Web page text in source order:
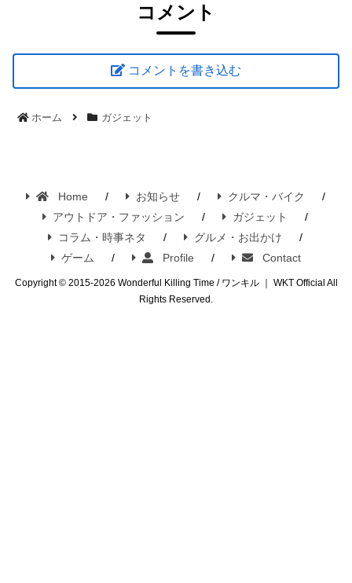
コメント
コメントを書き込む
ホーム ガジェット
Home お知らせ
クルマ・バイク
アウトドア・ファッション
ガジェット
コラム・時事ネタ
グルメ・お出かけ
ゲーム
Profile Contact
Copyright © 2015-2026 Wonderful Killing Time / ワンキル ｜ WKT Official All
Rights Reserved.